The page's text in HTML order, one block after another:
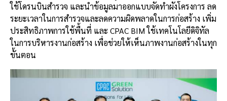
ใช้โดรนบินสำรวจ และนำข้อมูลมาออกแบบจัดทำผังโครงการ ลด
ระยะเวลาในการสำรวจและลดความผิดพลาดในการก่อสร้าง เพิ่ม
ประสิทธิภาพการใช้พื้นที่ และ CPAC BIM ใช้เทคโนโลยีดิจิทัล
ในการบริหารงานก่อสร้าง เพื่อช่วยให้เห็นภาพงานก่อสร้างในทุก
ขั้นตอน